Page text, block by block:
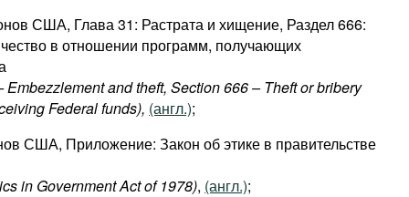
США, Глава 31: Растрата и хищение, Раздел 666:
в отношении программ, получающих
Embezzlement and theft, Section 666 – Theft or bribery
Federal funds), (англ.);
США, Приложение: Закон об этике в правительстве
in Government Act of 1978), (англ.);